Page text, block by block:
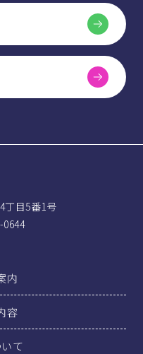
丁目5番1号
0644
内
容
て